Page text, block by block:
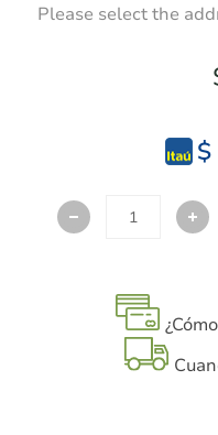
Please select the
$